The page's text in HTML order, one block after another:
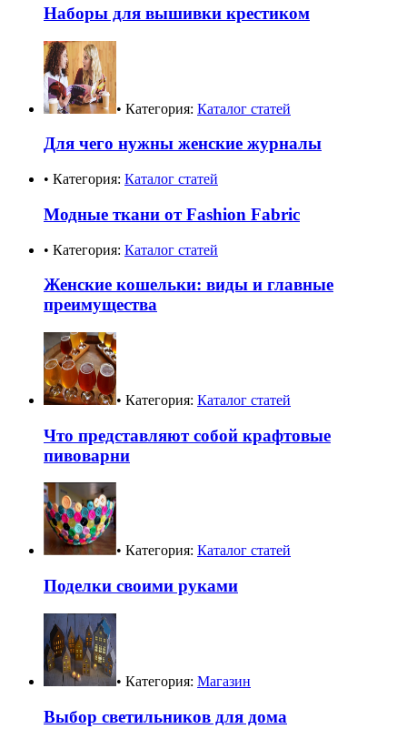
Наборы для вышивки крестиком
• Категория: Каталог статей
Для чего нужны женские журналы
• Категория: Каталог статей
Модные ткани от Fashion Fabric
• Категория: Каталог статей
Женские кошельки: виды и главные
преимущества
• Категория: Каталог статей
Что представляют собой крафтовые
пивоварни
• Категория: Каталог статей
Поделки своими руками
• Категория: Магазин
Выбор светильников для дома